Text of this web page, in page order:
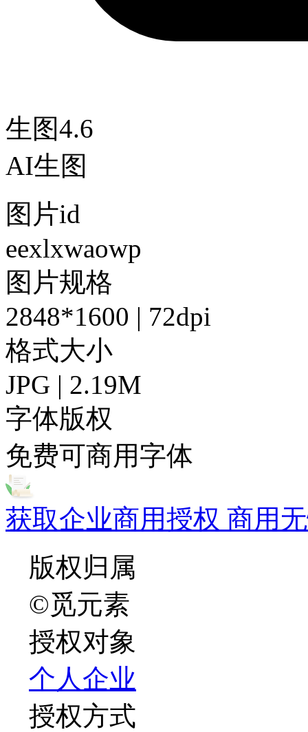
生图4.6
AI生图
图片id
eexlxwaowp
图片规格
2848*1600 | 72dpi
格式大小
JPG | 2.19M
字体版权
免费可商用字体
获取企业商用授权 商用
版权归属
©觅元素
授权对象
个人企业
授权方式